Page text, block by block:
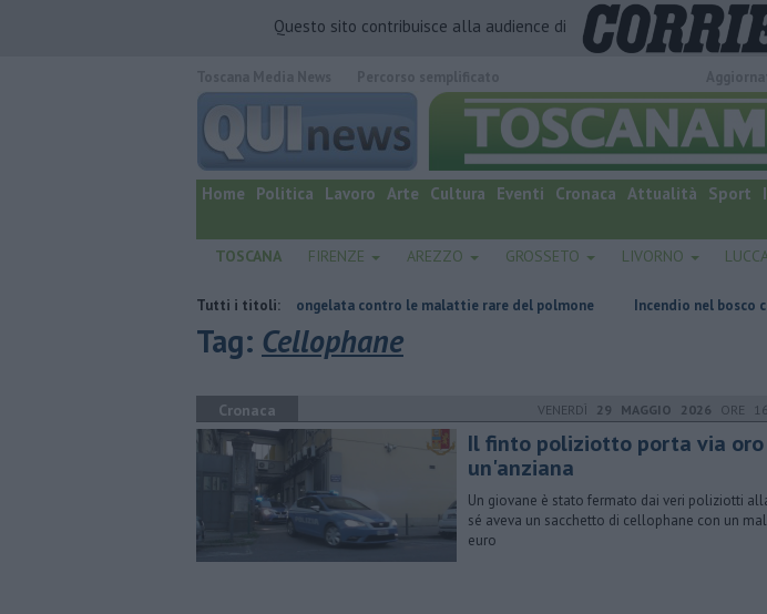
Questo sito contribuisce alla audience di
quotidiano online.
Home Politica Lavoro Arte Cultura Eventi Cronaca Attualità Sport
TOSCANA FIRENZE AREZZO GROSSETO LIVORNO
Tutti i titoli:
Una sonda congelata contro le malattie rare del polmone Incendio nel bosco corre sotto la
Tag: Cellophane
Cronaca VENERDÌ 29 MAGGIO 2026 ORE
Il finto poliziotto porta via
un'anziana
Un giovane è stato fermato dai veri poliziotti
sé aveva un sacchetto di cellophane con un
euro